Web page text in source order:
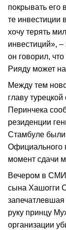
покрывать его
те инвестиции
хочу терять
инвестиций»,
он говорил,
Рияду может
Между тем
главу
Перинчека
резиденции
Стамбуле
Официального
момент сдачи
Вечером в СМИ
сына Хашогги
руку принцу
организации